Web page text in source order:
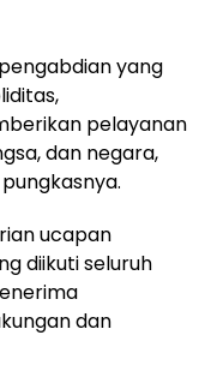
yang
pelayanan
dan negara,
ucapan
diikuti seluruh
dan